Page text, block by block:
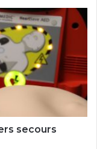
secours